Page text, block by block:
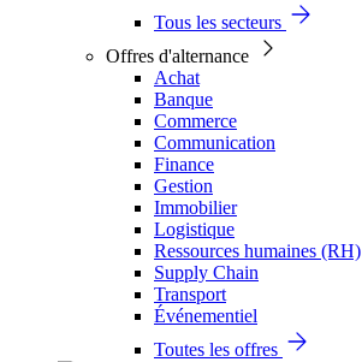
Tous les secteurs
Offres d'alternance
Achat
Banque
Commerce
Communication
Finance
Gestion
Immobilier
Logistique
Ressources humaines (RH)
Supply Chain
Transport
Événementiel
Toutes les offres